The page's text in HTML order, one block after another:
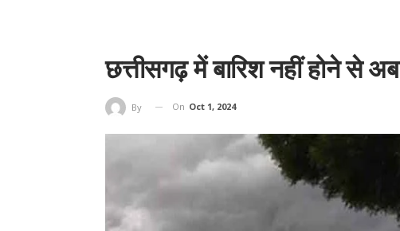
छत्तीसगढ़ में बारिश नहीं होने से
By On Oct 1, 2024